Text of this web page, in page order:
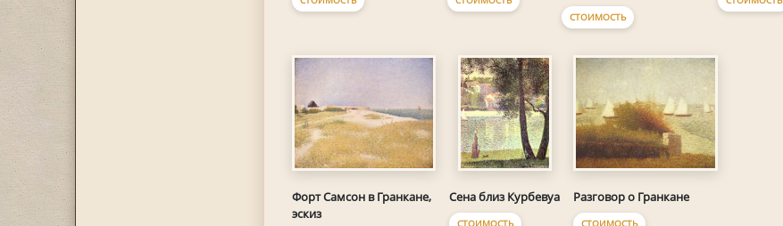
СТОИМОСТЬ
Форт Самсон в Гранкане,
эскиз
Сена близ Курбевуа
СТОИМОСТЬ
Разговор о Гранкане
СТОИМОСТЬ